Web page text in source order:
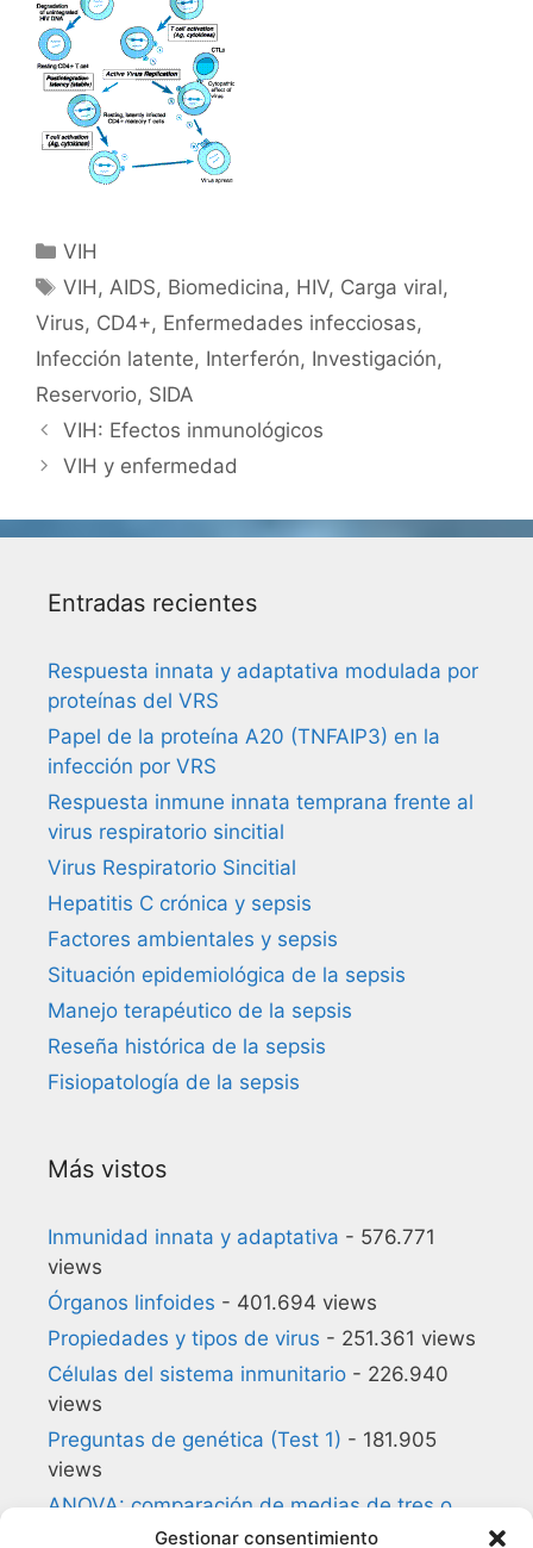
Gestionar consentimiento
Categorías
VIH
Etiquetas
VIH,AIDS, Biomedicina, HIV, Carga viral,
Virus, CD4+, Enfermedades infecciosas,
Infección latente, Interferón, Investigación,
Reservorio, SIDA
VIH: Efectos inmunológicos
VIH y enfermedad
Entradas recientes
Respuesta innata y adaptativa modulada por
proteínas del VRS
Papel de la proteína A20 (TNFAIP3) en la
infección por VRS
Respuesta inmune innata temprana frente al
virus respiratorio sincitial
Virus Respiratorio Sincitial
Hepatitis C crónica y sepsis
Factores ambientales y sepsis
Situación epidemiológica de la sepsis
Manejo terapéutico de la sepsis
Reseña histórica de la sepsis
Fisiopatología de la sepsis
Más vistos
Inmunidad innata y adaptativa - 576.771
views
Órganos linfoides - 401.694 views
Propiedades y tipos de virus - 251.361 views
Células del sistema inmunitario - 226.940
views
Preguntas de genética (Test 1) - 181.905
views
ANOVA: comparación de medias de tres o
más grupos- 180.857 views